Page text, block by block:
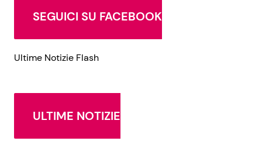
SEGUICI SU FACEBOOK
Ultime Notizie Flash
ULTIME NOTIZIE